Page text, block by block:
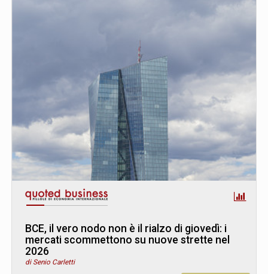
BCE, il vero nodo non è il rialzo di giovedì: i
mercati scommettono su nuove strette nel
2026
di Senio Carletti